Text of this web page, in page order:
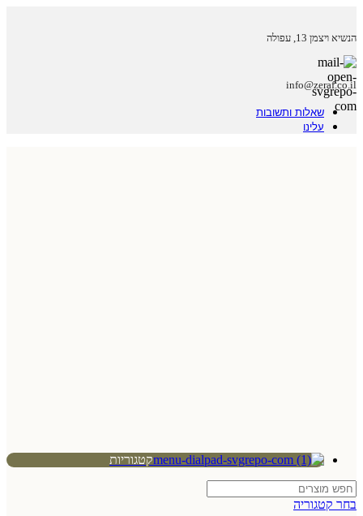
הנשיא ויצמן 13, עפולה
info@zeraf.co.il
שאלות ותשובות
עלינו
קטגוריות
בחר קטגוריה